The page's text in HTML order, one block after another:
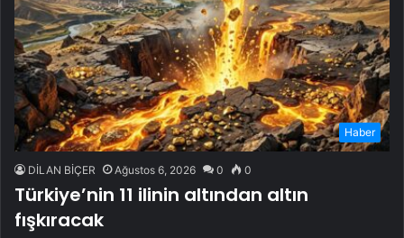
Haber
DİLAN BİÇER Ağustos 6, 2026 0 0
Türkiye’nin 11 ilinin altından altın
fışkıracak